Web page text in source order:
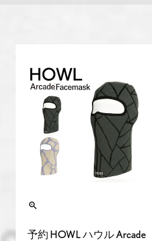
予約 HOWL ハウル Arcade